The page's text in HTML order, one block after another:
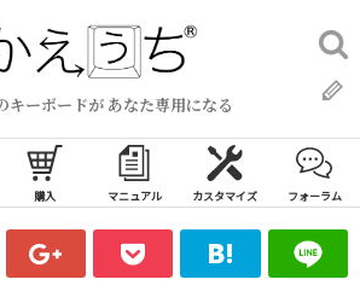
キーボードが あなた専用になる
検
索:
購入 マニュアル カスタマイズ フォーラム